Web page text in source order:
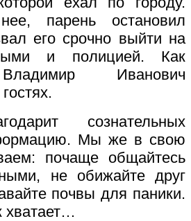
парень остановил
его срочно выйти на
и полицией. Как
Иванович
сознательных
Мы же в свою
почаще общайтесь
не обижайте друг
почвы для паники.
хватает…